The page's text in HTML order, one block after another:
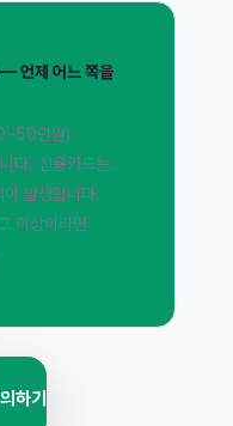
언제 어느 쪽을
만원)
다. 신용카드는
발생합니다.
이상이라면
하기